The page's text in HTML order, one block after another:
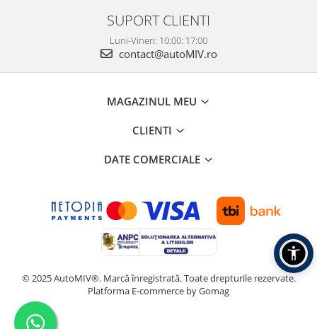
SUPORT CLIENTI
Luni-Vineri: 10:00: 17:00
contact@autoMIV.ro
MAGAZINUL MEU
CLIENTI
DATE COMERCIALE
© 2025 AutoMIV®. Marcă înregistrată. Toate drepturile rezervate.
Platforma E-commerce by Gomag